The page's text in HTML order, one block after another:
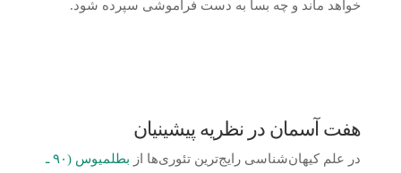
خواهد ماند و چه بسا به دست فراموشی سپرده شود.
هفت آسمان در نظریه پیشینیان
در علم کیهان‌شناسی رایج‌ترین تئوری‌ها از
بطلمیوس (۹۰ ـ